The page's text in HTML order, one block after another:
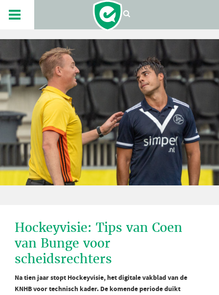
Hockeyvisie: Tips van Coen
van Bunge voor
scheidsrechters
Na tien jaar stopt Hockeyvisie, het digitale vakblad van de
KNHB voor technisch kader. De komende periode duikt